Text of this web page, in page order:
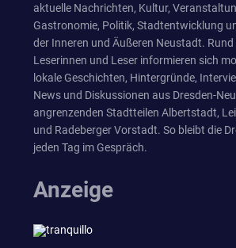
aktuelle Nachrichten, Kultur,
Gastronomie, Politik, Stadtentwicklung
der Inneren und Äußeren Neustadt.
Leserinnen und Leser informieren sich
lokale Geschichten, Hintergründe,
News und Diskussionen aus Dresden-
angrenzenden Stadtteilen Albertstadt,
und Radeberger Vorstadt. So bleibt die
jeden Tag im Gespräch.
Anzeige